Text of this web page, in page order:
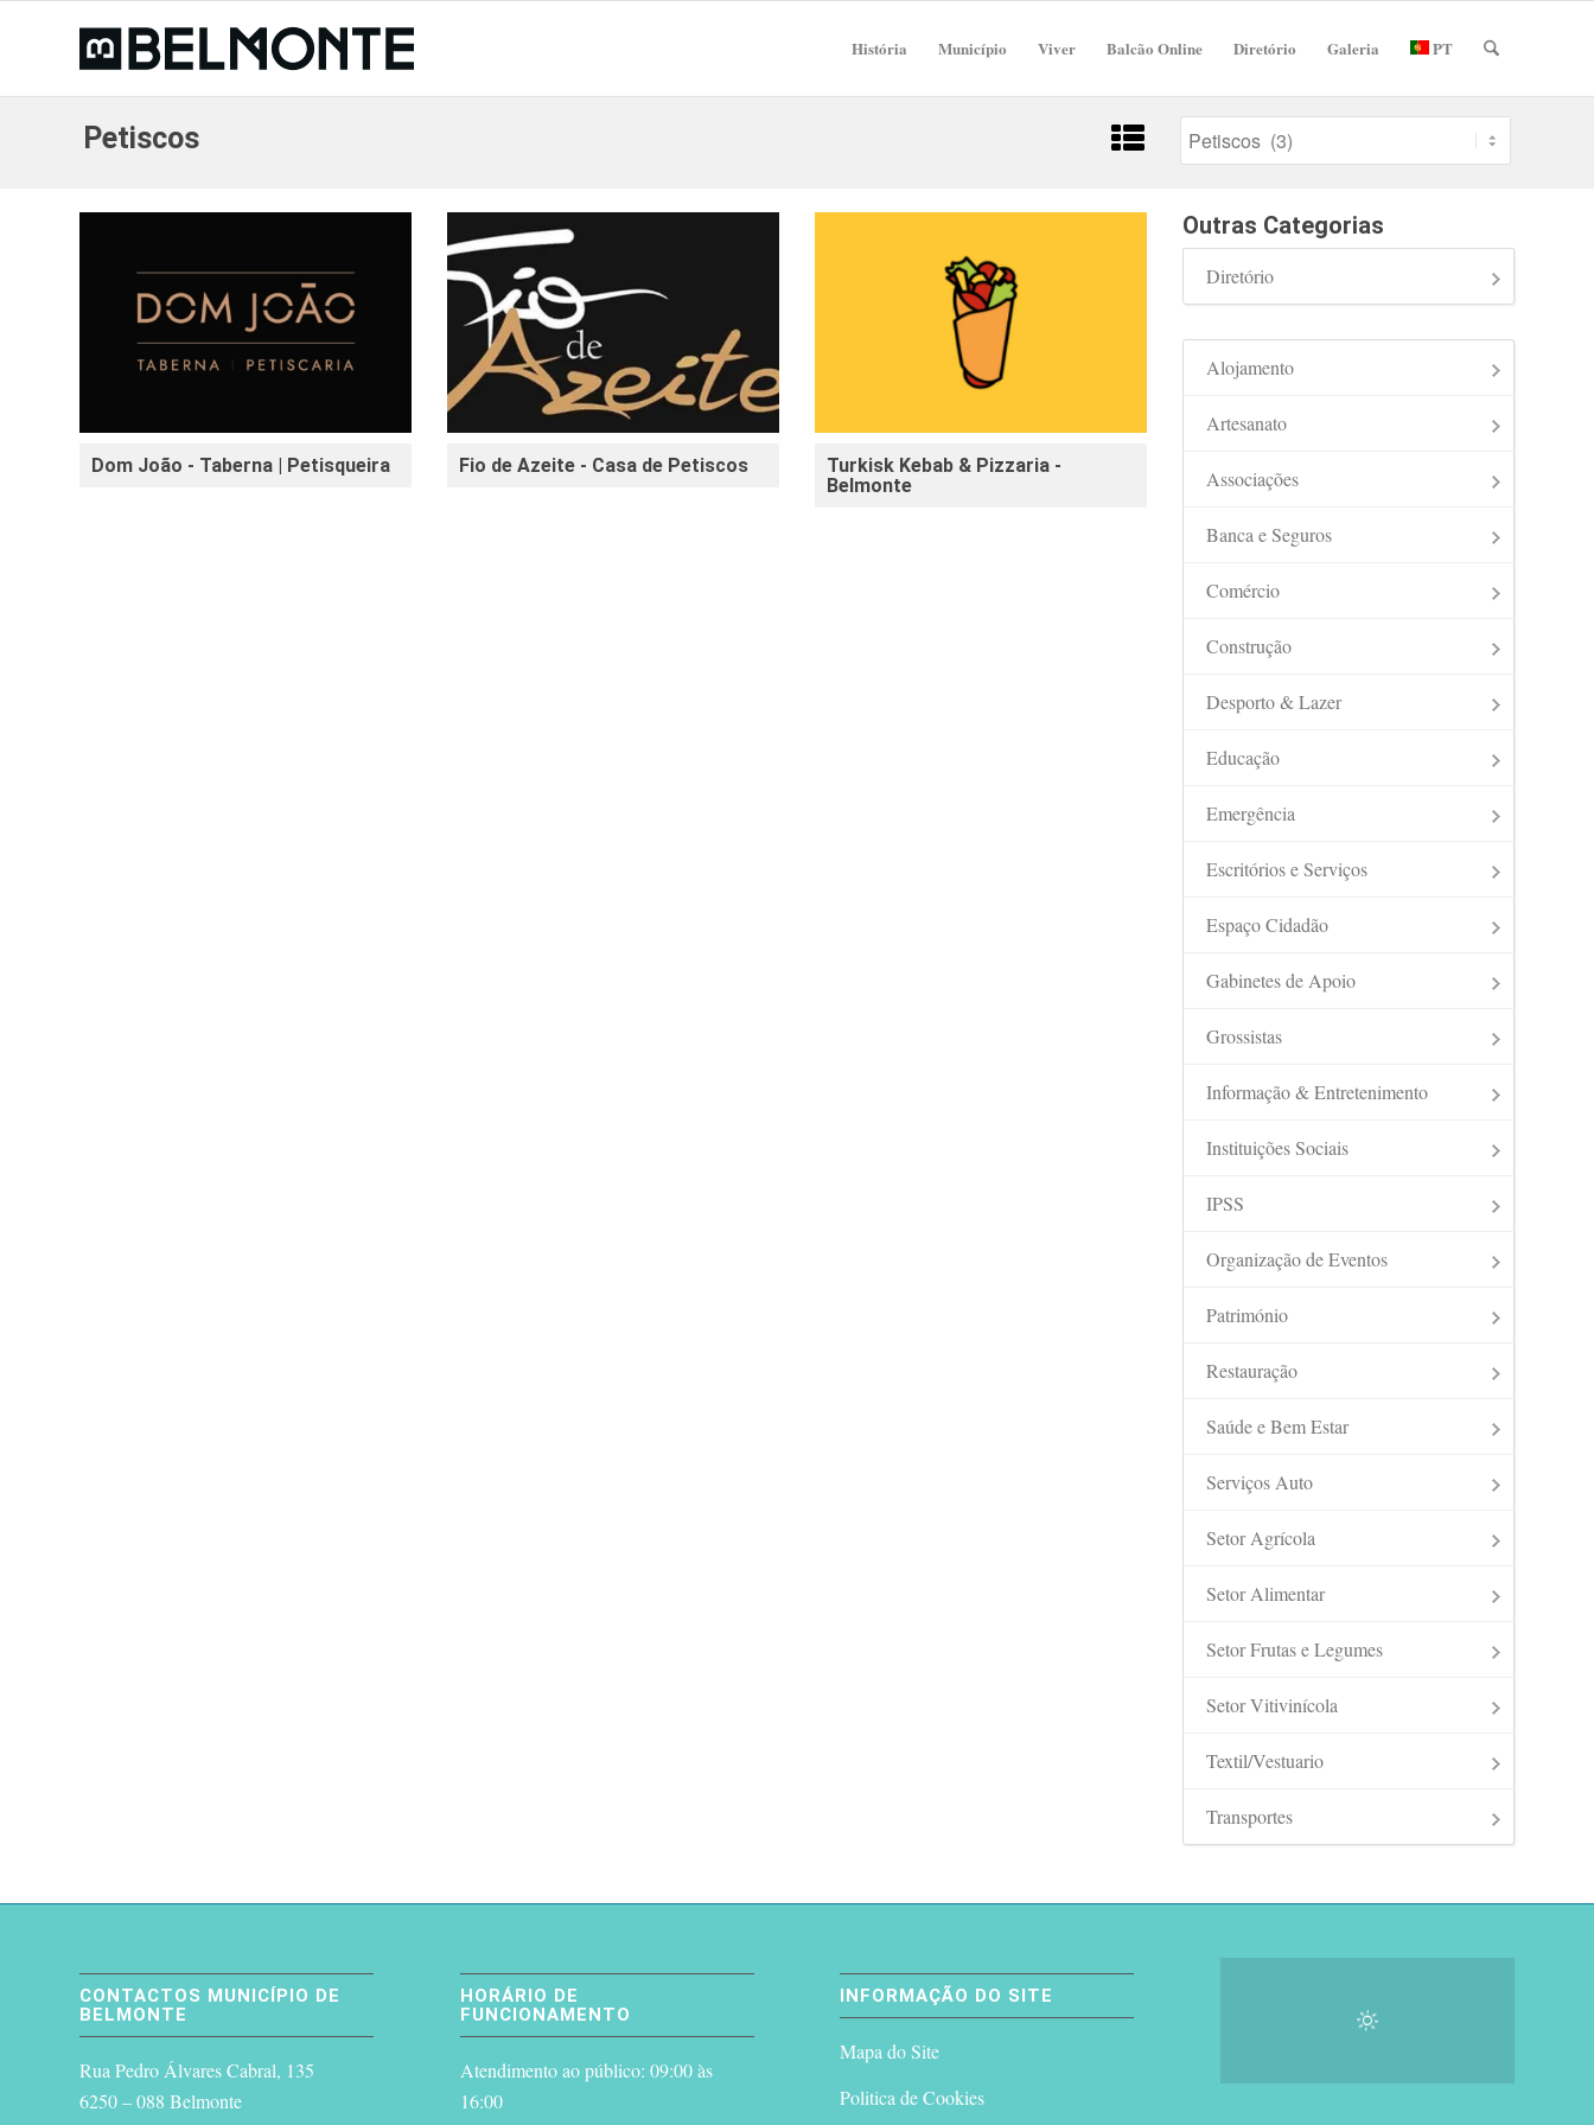
História Município Viver Balcão Online Diretório Galeria PT
Petiscos
Dom João - Taberna | Petisqueira Fio de Azeite - Casa de Petiscos
Turkisk Kebab & Pizzaria -
Belmonte
Outras Categorias
Diretório
Alojamento
Artesanato
Associações
Banca e Seguros
Comércio
Construção
Desporto & Lazer
Educação
Emergência
Escritórios e Serviços
Espaço Cidadão
Gabinetes de Apoio
Grossistas
Informação & Entretenimento
Instituições Sociais
IPSS
Organização de Eventos
Património
Restauração
Saúde e Bem Estar
Serviços Auto
Setor Agrícola
Setor Alimentar
Setor Frutas e Legumes
Setor Vitivinícola
Textil/Vestuario
Transportes
CONTACTOS MUNICÍPIO DE
BELMONTE
Rua Pedro Álvares Cabral, 135
6250 – 088 Belmonte
HORÁRIO DE
FUNCIONAMENTO
Atendimento ao público: 09:00 às
16:00
INFORMAÇÃO DO SITE
Mapa do Site
Politica de Cookies